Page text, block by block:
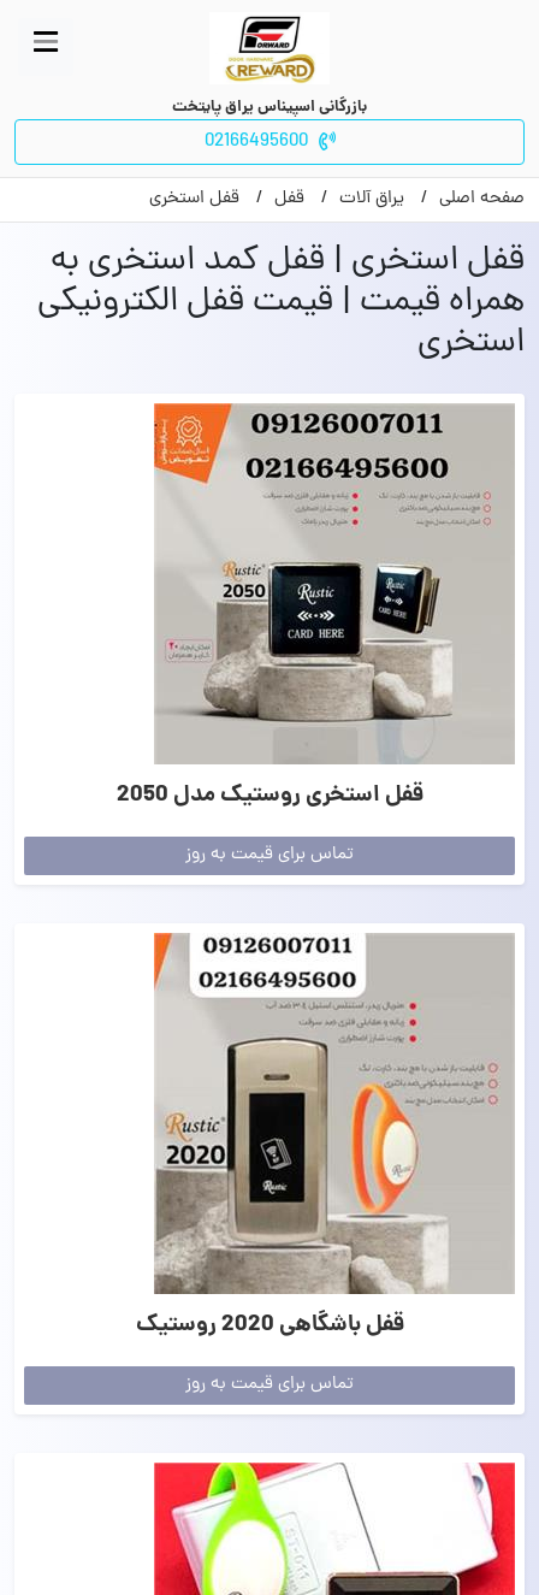
بازرگانی اسپیناس یراق پایتخت
02166495600
صفحه اصلی یراق آلات قفل قفل استخری
قفل استخری | قفل کمد استخری به
همراه قیمت | قیمت قفل الکترونیکی
استخری
قفل استخری روستیک مدل 2050
تماس برای قیمت به روز
قفل باشگاهی 2020 روستیک
تماس برای قیمت به روز